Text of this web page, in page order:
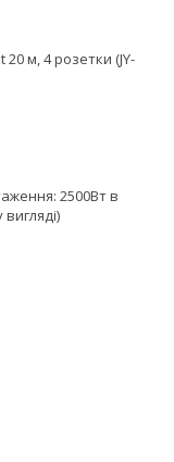
м, 4 розетки (JY-
2500Вт в